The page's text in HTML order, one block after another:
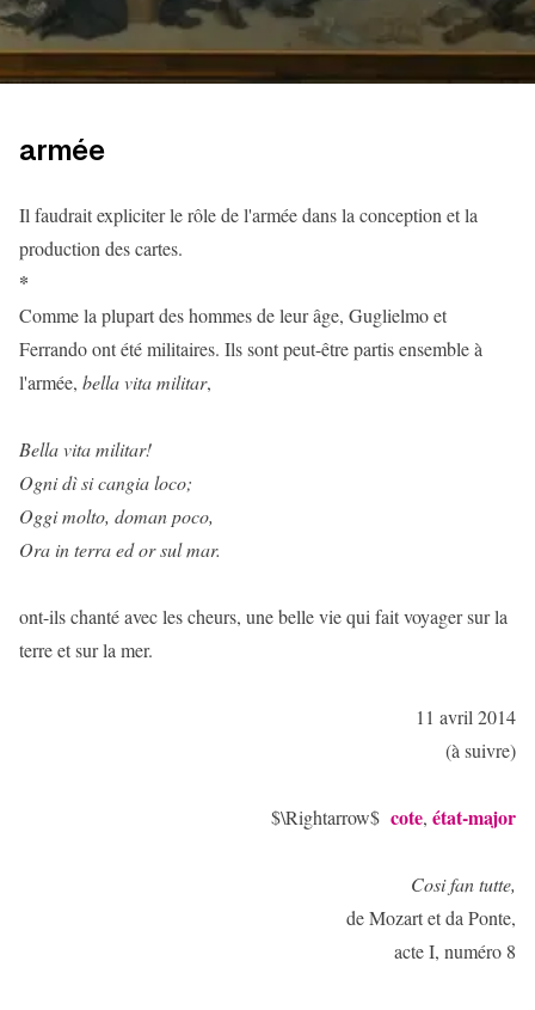
armée
Il faudrait expliciter le rôle de l'armée dans la conception et la
production des cartes.
*
Comme la plupart des hommes de leur âge, Guglielmo et
Ferrando ont été militaires. Ils sont peut-être partis ensemble à
l'armée, bella vita militar,
Bella vita militar!
Ogni dì si cangia loco;
Oggi molto, doman poco,
Ora in terra ed or sul mar.
ont-ils chanté avec les cheurs, une belle vie qui fait voyager sur la
terre et sur la mer.
11 avril 2014
(à suivre)
$\Rightarrow$ cote, état-major
Cosi fan tutte,
de Mozart et da Ponte,
acte I, numéro 8